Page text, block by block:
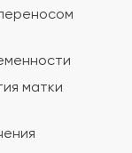
матки